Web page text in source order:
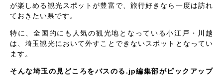
が楽しめる観光スポットが豊富で、旅行好きなら一度は訪れ
ておきたい県です。
特に、全国的にも人気の観光地となっている小江戸・川越
は、埼玉観光において外すことできないスポットとなってい
ます。
そんな埼玉の見どころをバスのる.jp編集部がピックアップ